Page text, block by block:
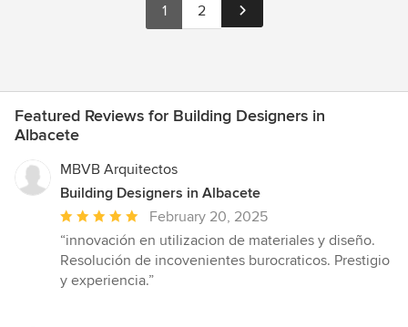
1 2
Featured Reviews for Building Designers in
Albacete
MBVB Arquitectos
Building Designers in Albacete
Average
rating:
5
out
February 20, 2025
“innovación en utilizacion de materiales y diseño.
Resolución de incovenientes burocraticos. Prestigio
y experiencia.”